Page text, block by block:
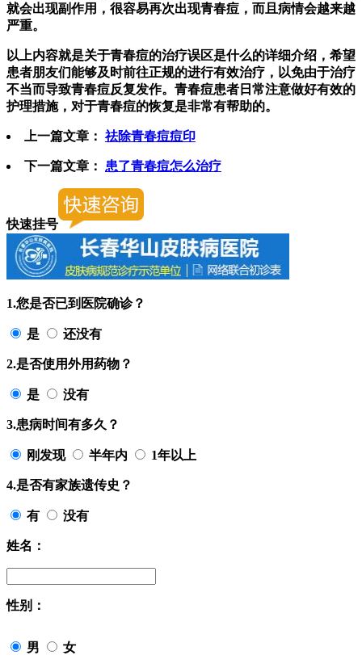
就会出现副作用，很容易再次出现青春痘，而且病情会越来越
严重。
以上内容就是关于青春痘的治疗误区是什么的详细介绍，希望
患者朋友们能够及时前往正规的进行有效治疗，以免由于治疗
不当而导致青春痘反复发作。青春痘患者日常注意做好有效的
护理措施，对于青春痘的恢复是非常有帮助的。
上一篇文章：祛除青春痘痘印
下一篇文章： 患了青春痘怎么治疗
快速挂号
1.您是否已到医院确诊？
是 还没有
2.是否使用外用药物？
是 没有
3.患病时间有多久？
刚发现 半年内 1年以上
4.是否有家族遗传史？
有 没有
姓名：
性别：
男 女